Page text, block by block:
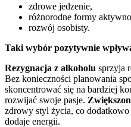
zdrowe jedzenie,
różnorodne formy
rozwój osobisty.
Taki wybór pozytywnie
Rezygnacja z alkoholu sprzyja
Bez konieczności planowania
skoncentrować się na bardziej
rozwijać swoje pasje.
zdrowy styl życia, co
dodaje energii.